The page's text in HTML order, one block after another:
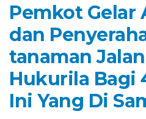
Pemkot Gelar
dan
tanaman
Hukurila Bagi
Ini Yang Di